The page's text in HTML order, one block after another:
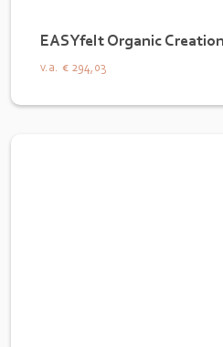
EASYfelt Organic
v.a. € 294,03